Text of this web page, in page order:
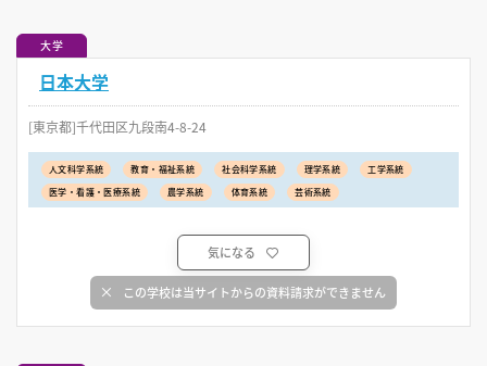
大学
日本大学
[東京都]千代田区九段南4-8-24
人文科学系統 教育・福祉系統 社会科学系統 理学系統
工学系統
医学・看護・医療系統
農学系統 体育系統 芸術系統
気になる
この学校は当サイトからの資料請求ができません